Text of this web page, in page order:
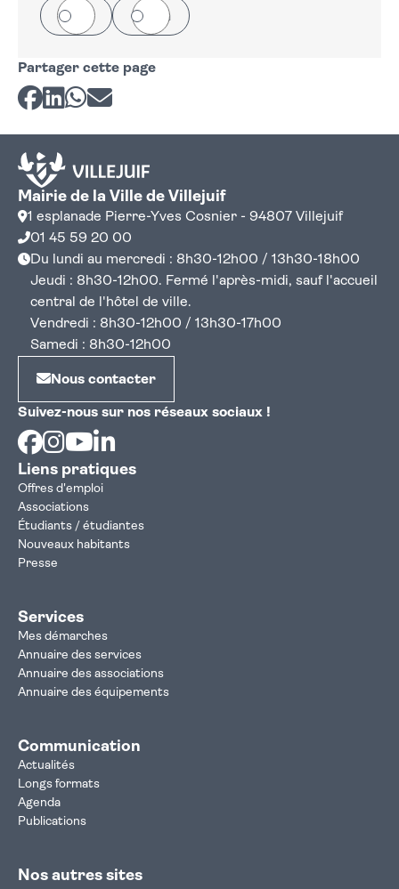
Oui Non
Partager cette page
Partager sur Facebook
Partager sur LinkedIn
Partager sur Whatsapp
Partager par courriel
Mairie de la Ville de Villejuif
1 esplanade Pierre-Yves Cosnier - 94807 Villejuif
01 45 59 20 00
Du lundi au mercredi : 8h30-12h00 / 13h30-18h00
Jeudi : 8h30-12h00. Fermé l'après-midi, sauf l'accueil
central de l'hôtel de ville.
Vendredi : 8h30-12h00 / 13h30-17h00
Samedi : 8h30-12h00
Nous contacter
Suivez-nous sur nos réseaux sociaux !
Facebook
Instagram
Youtube
Liens pratiques
Offres d'emploi
Associations
Étudiants / étudiantes
Nouveaux habitants
Presse
Services
Mes démarches
Annuaire des services
Annuaire des associations
Annuaire des équipements
Communication
Actualités
Longs formats
Agenda
Publications
Nos autres sites